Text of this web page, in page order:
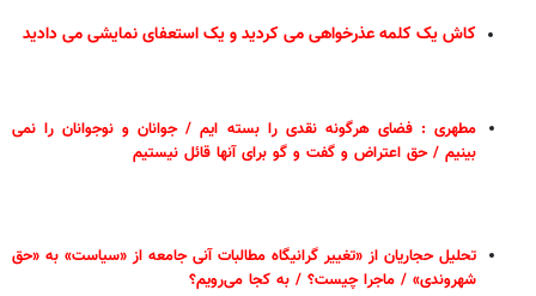
کاش یک کلمه عذرخواهی می کردید و یک استعفای نمایشی می دادید
مطهری : فضای هرگونه نقدی را بسته ایم / جوانان و نوجوانان را نمی
بینیم / حق اعتراض و گفت و گو برای آنها قائل نیستیم
تحلیل حجاریان از «تغییر گرانیگاه مطالبات آنی جامعه از «سیاست» به «حق
شهروندی» / ماجرا چیست؟ / به کجا می‌رویم؟